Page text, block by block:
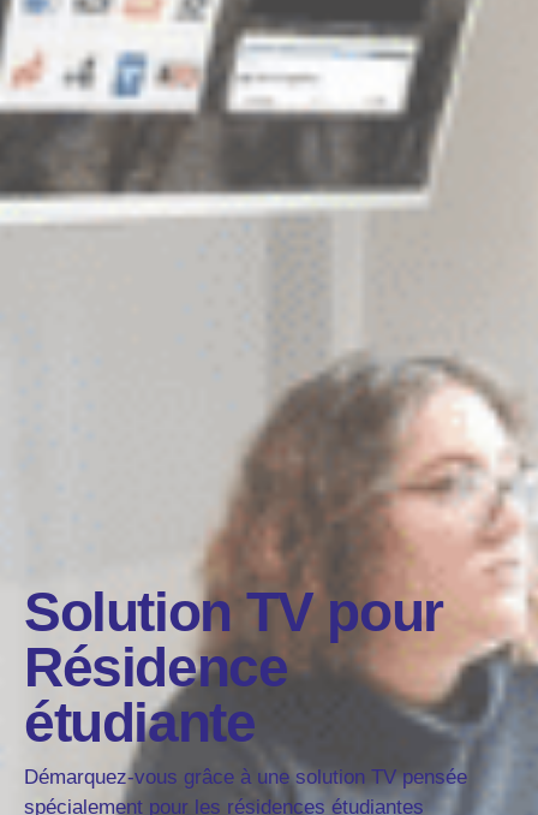
Solution TV pour
Résidence
étudiante
Démarquez-vous grâce à une solution TV pensée
spécialement pour les résidences étudiantes